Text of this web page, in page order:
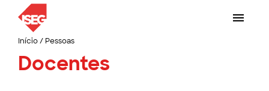
Início/ Pessoas
Docentes